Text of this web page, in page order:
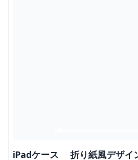
iPadケース 折り紙風デザイ